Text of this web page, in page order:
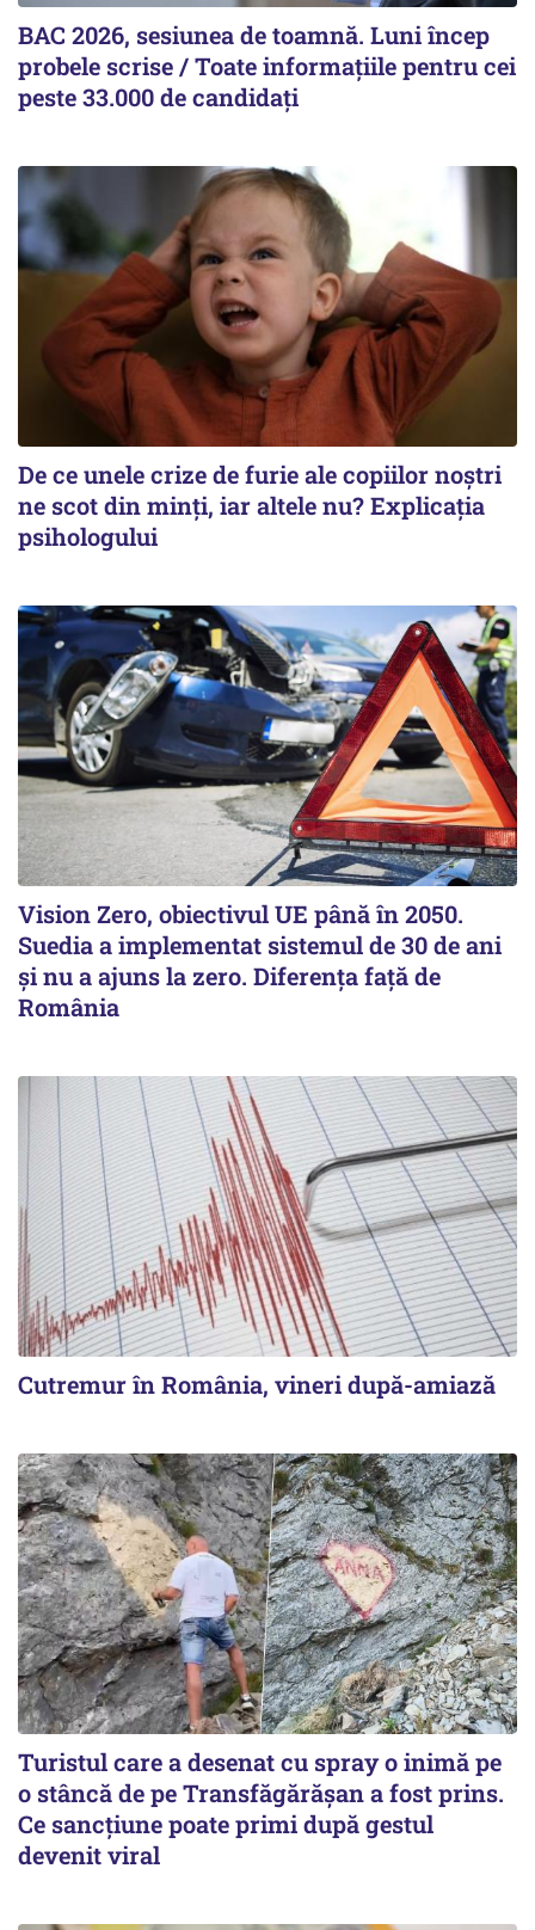
BAC 2026, sesiunea de toamnă. Luni încep
probele scrise / Toate informațiile pentru cei
peste 33.000 de candidați
De ce unele crize de furie ale copiilor noștri
ne scot din minți, iar altele nu? Explicația
psihologului
Vision Zero, obiectivul UE până în 2050.
Suedia a implementat sistemul de 30 de ani
şi nu a ajuns la zero. Diferenţa faţă de
România
Cutremur în România, vineri după-amiază
Turistul care a desenat cu spray o inimă pe
o stâncă de pe Transfăgărășan a fost prins.
Ce sancțiune poate primi după gestul
devenit viral